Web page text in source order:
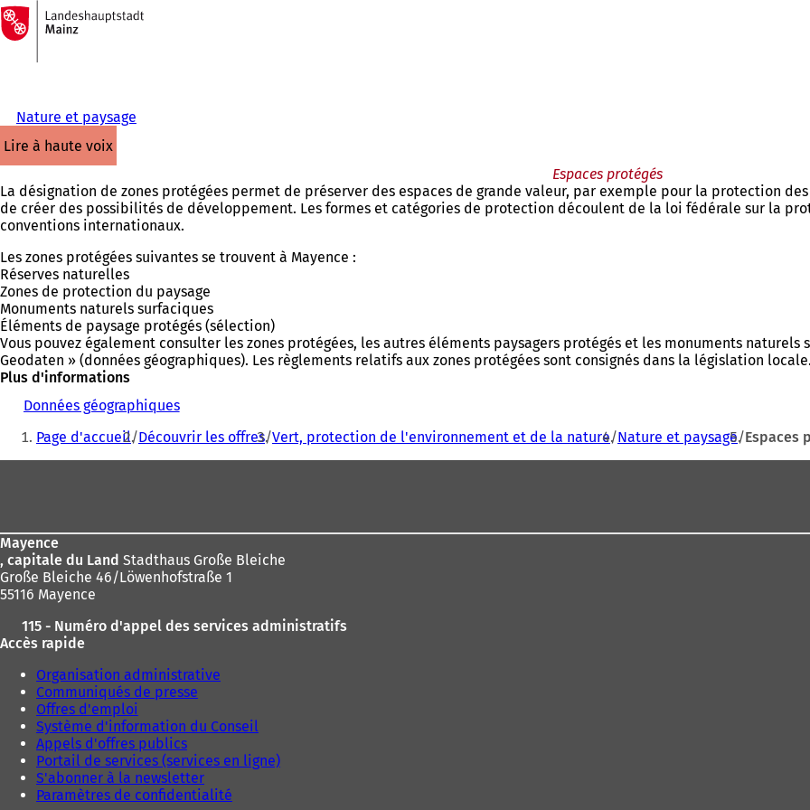
Accéder au contenu
Vers
la
page
d'accueil
Nature et paysage
lire à haute voix
Espaces protégés
La désignation de zones protégées permet de préserver des espaces de grande valeur, par exemple pour la protection
de créer des possibilités de développement. Les formes et catégories de protection découlent de la loi fédérale sur la
conventions internationaux.
Les zones protégées suivantes se trouvent à Mayence :
Réserves naturelles
Zones de protection du paysage
Monuments naturels surfaciques
Éléments de paysage protégés (sélection)
Vous pouvez également consulter les zones protégées, les autres éléments paysagers protégés et les monuments
Geodaten » (données géographiques). Les règlements relatifs aux zones protégées sont consignés dans la législation locale.
Plus d'informations
Données géographiques(
'
o
a
n
n
u
v
l
o
n
g
l
Vous
êtes
Page d'accueil Découvrir les offres Vert, protection de l'environnement et de la nature Nature et paysage Espaces
Mayence
, capitale du Land Stadthaus Große Bleiche
Große Bleiche 46/Löwenhofstraße 1
55116 Mayence
115 - Numéro d'appel des services administratifs
Accès rapide
Organisation administrative
Communiqués de presse
Offres d'emploi
Système d'information du Conseil
Appels d'offres publics
Portail de services (services en ligne)
S'abonner à la newsletter
Paramètres de confidentialité